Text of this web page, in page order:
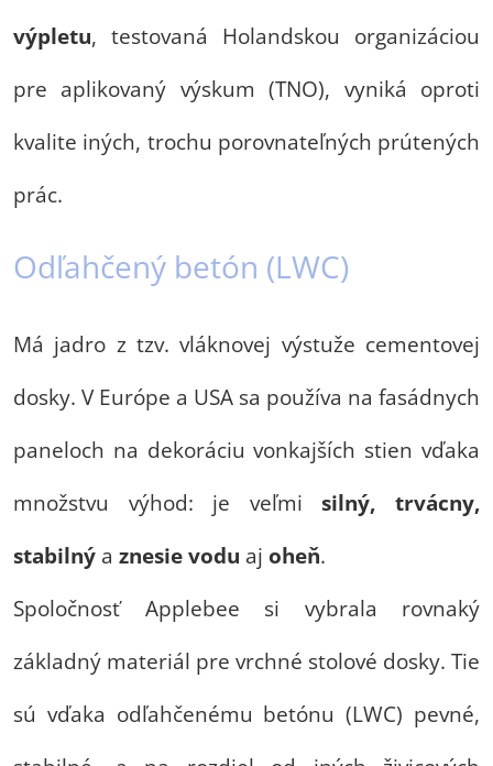
výpletu, testovaná Holandskou organizáciou
pre aplikovaný výskum (TNO), vyniká oproti
kvalite iných, trochu porovnateľných prútených
prác.
Odľahčený betón (LWC)
Má jadro z tzv. vláknovej výstuže cementovej
dosky. V Európe a USA sa používa na fasádnych
paneloch na dekoráciu vonkajších stien vďaka
množstvu výhod: je veľmisilný, trvácny,
stabilný a znesie vodu aj oheň.
Spoločnosť Applebee si vybrala rovnaký
základný materiál pre vrchné stolové dosky. Tie
sú vďaka odľahčenému betónu (LWC) pevné,